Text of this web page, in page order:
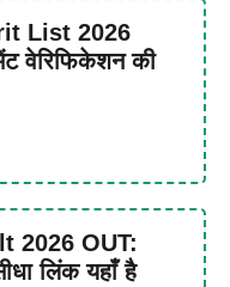
List 2026
वेरिफिकेशन की
2026 OUT:
लिंक यहाँ है